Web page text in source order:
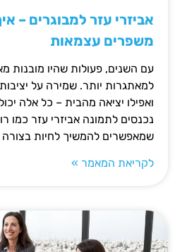
אביזרי עזר למבוגרים –
משפרים עצמאות
עם השנים, פעולות שהיו מובנות
למאתגרות יותר. שמירה על
ואפילו יציאה מהבית – כל אלה
נכנסים לתמונה אביזרי עזר כמו
שמאפשרים להמשיך לחיות בצורה
לקריאת המאמר »